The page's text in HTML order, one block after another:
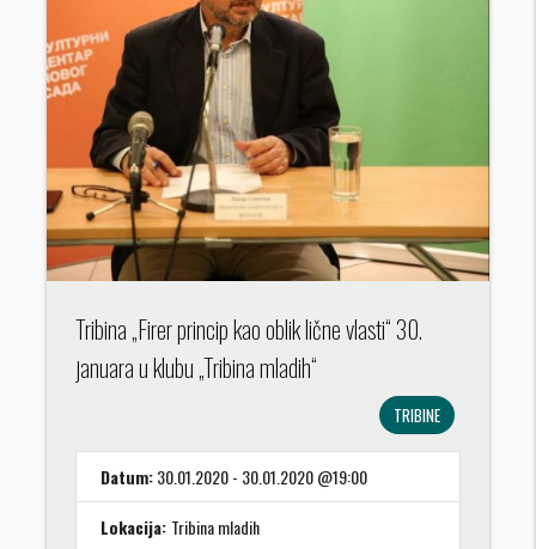
Tribina „Firer princip kao oblik lične vlasti“ 30.
januara u klubu „Tribina mladih“
TRIBINE
Datum:30.01.2020 - 30.01.2020 @19:00
Lokacija: Tribina mladih